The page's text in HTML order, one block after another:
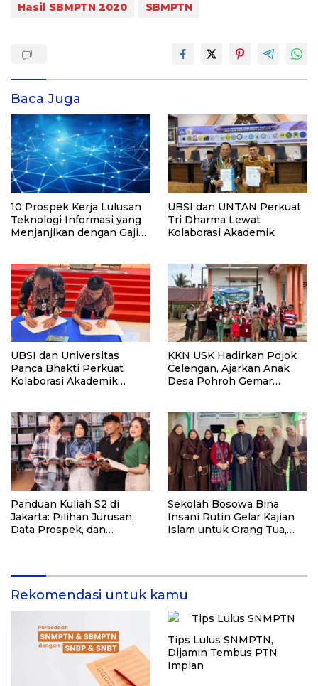
Hasil SBMPTN 2020 SBMPTN
Baca Juga
10 Prospek Kerja Lulusan
Teknologi Informasi yang
Menjanjikan dengan Gaji
UBSI dan UNTAN Perkuat
Tri Dharma Lewat
Kolaborasi Akademik
UBSI dan Universitas
Panca Bhakti Perkuat
Kolaborasi Akademik
KKN USK Hadirkan Pojok
Celengan, Ajarkan Anak
Desa Pohroh Gemar
Panduan Kuliah S2 di
Jakarta: Pilihan Jurusan,
Data Prospek, dan
Sekolah Bosowa Bina
Insani Rutin Gelar Kajian
Islam untuk Orang Tua,
Rekomendasi untuk kamu
Tips Lulus SNMPTN,
Dijamin Tembus PTN
Impian